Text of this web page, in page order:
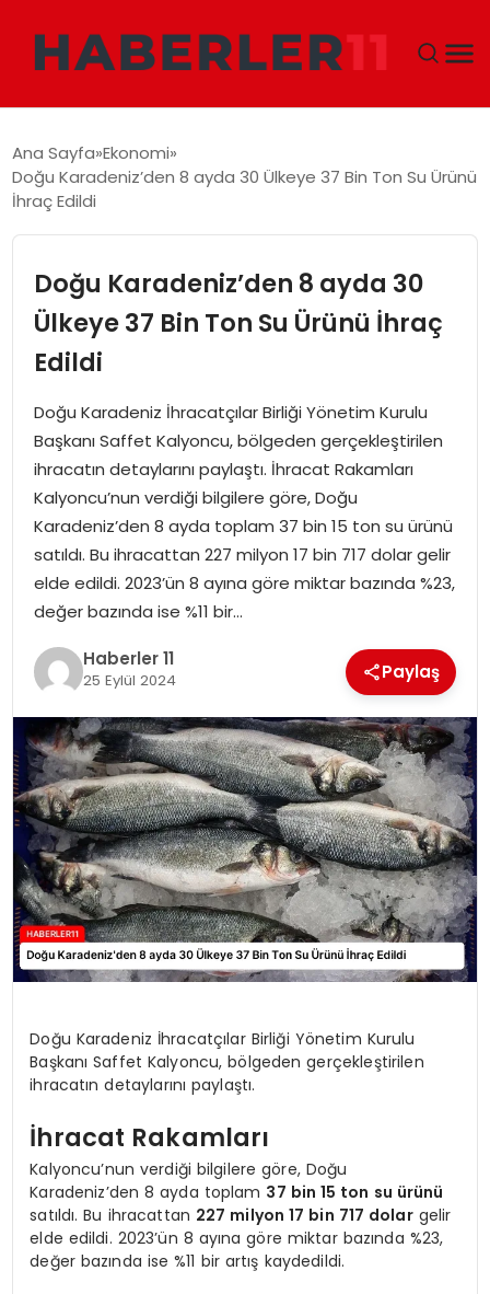
DÜNYA
SIYASET
TEKNOLOJI
EĞITIM
MAGAZIN
SPOR
YAŞAM
Ana Sayfa Ekonomi
Doğu Karadeniz’den 8 ayda 30 Ülkeye 37 Bin Ton Su Ürünü
İhraç Edildi
Doğu Karadeniz’den 8 ayda 30
Ülkeye 37 Bin Ton Su Ürünü İhraç
Edildi
Doğu Karadeniz İhracatçılar Birliği Yönetim Kurulu
Başkanı Saffet Kalyoncu, bölgeden gerçekleştirilen
ihracatın detaylarını paylaştı. İhracat Rakamları
Kalyoncu’nun verdiği bilgilere göre, Doğu
Karadeniz’den 8 ayda toplam 37 bin 15 ton su ürünü
satıldı. Bu ihracattan 227 milyon 17 bin 717 dolar gelir
elde edildi. 2023’ün 8 ayına göre miktar bazında %23,
değer bazında ise %11 bir…
Haberler 11
25 Eylül 2024 Paylaş
Doğu Karadeniz İhracatçılar Birliği Yönetim Kurulu
Başkanı Saffet Kalyoncu, bölgeden gerçekleştirilen
ihracatın detaylarını paylaştı.
İhracat Rakamları
Kalyoncu’nun verdiği bilgilere göre, Doğu
Karadeniz’den 8 ayda toplam 37 bin 15 ton su ürünü
satıldı. Bu ihracattan 227 milyon 17 bin 717 dolargelir
elde edildi. 2023’ün 8 ayına göre miktar bazında %23,
değer bazında ise %11 bir artış kaydedildi.